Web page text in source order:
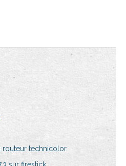
routeur technicolor